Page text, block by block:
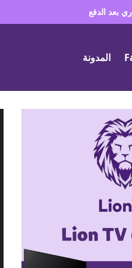
بعد الدفع
المدونة